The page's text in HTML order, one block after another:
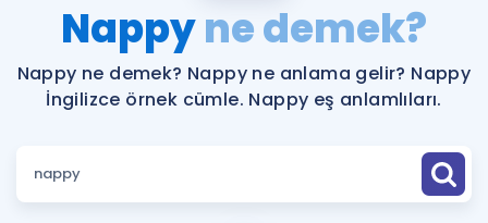
Şifremi Hatırlamıyorum
ÜYE DEĞİLİM
Katılımcı Görüşleri
Faydalı Araçlar
Sözlük
Nappyne demek?
Nappy ne demek? Nappy ne anlama gelir? Nappy
İngilizce örnek cümle. Nappy eş anlamlıları.